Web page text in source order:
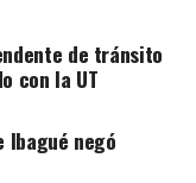
de tránsito
con la UT
Ibagué negó